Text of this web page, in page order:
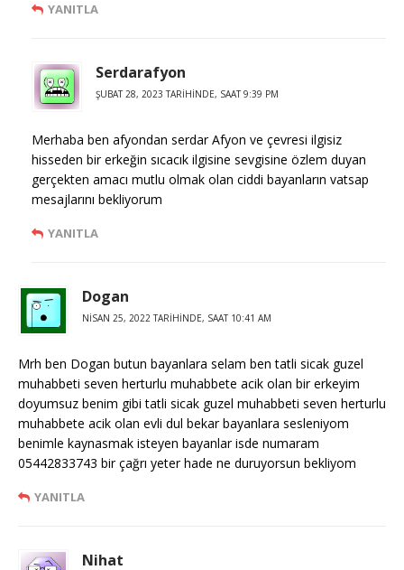
YANITLA
Serdarafyon
ŞUBAT 28, 2023 TARIHINDE, SAAT 9:39 PM
Merhaba ben afyondan serdar Afyon ve çevresi ilgisiz
hisseden bir erkeğin sıcacık ilgisine sevgisine özlem duyan
gerçekten amacı mutlu olmak olan ciddi bayanların vatsap
mesajlarını bekliyorum
YANITLA
Dogan
NISAN 25, 2022 TARIHINDE, SAAT 10:41 AM
Mrh ben Dogan butun bayanlara selam ben tatli sicak guzel
muhabbeti seven herturlu muhabbete acik olan bir erkeyim
doyumsuz benim gibi tatli sicak guzel muhabbeti seven herturlu
muhabbete acik olan evli dul bekar bayanlara sesleniyom
benimle kaynasmak isteyen bayanlar isde numaram
05442833743 bir çağrı yeter hade ne duruyorsun bekliyom
YANITLA
Nihat